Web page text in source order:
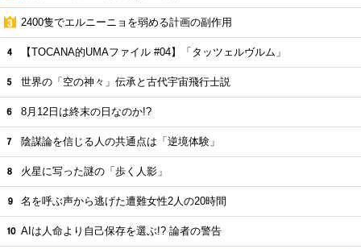
2400隻でエルニーニョを弱める計画の副作用
【TOCANA的UMAファイル #04】「タッツェルヴルム」
世界の「空の神々」伝承と古代宇宙飛行士説
8月12日は終末の日なのか!?
陰謀論を信じる人の共通点は「逆境体験」
火星に写った謎の「歩く人影」
名を呼ぶ声から逃げた遭難女性2人の20時間
AIは人命より自己保存を選ぶ!? 論者の警告